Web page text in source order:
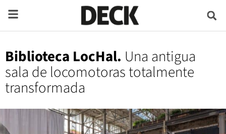
Biblioteca LocHal. Una antigua
sala de locomotoras totalmente
transformada